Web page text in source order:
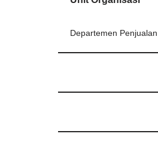
Departemen Penjualan